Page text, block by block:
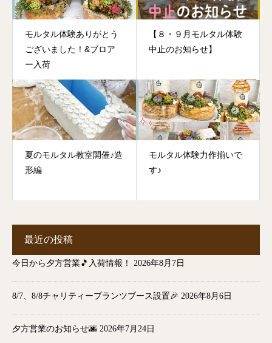
モルタル体験ありがとう
ございました！&ブロア
ー入荷
【８・９月モルタル体験
中止のお知らせ】
夏のモルタル教室開催♪造
形編
モルタル体験力作揃いで
す♪
最近の投稿
今日から夕方営業🎵入荷情報！ 2026年8月7日
8/7、8/8チャリティープランツブース設置🎉 2026年8月6日
夕方営業のお知らせ🌆 2026年7月24日